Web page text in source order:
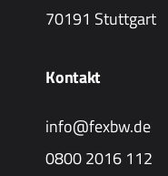
70191 Stuttgart
Kontakt
info@fexbw.de
0800 2016 112